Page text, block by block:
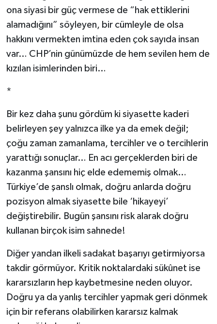
ona siyasi bir güç vermese de “hak ettiklerini
alamadığını” söyleyen, bir cümleyle de olsa
hakkını vermekten imtina eden çok sayıda insan
var… CHP’nin günümüzde de hem sevilen hem de
kızılan isimlerinden biri…
*
Bir kez daha şunu gördüm ki siyasette kaderi
belirleyen şey yalnızca ilke ya da emek değil;
çoğu zaman zamanlama, tercihler ve o tercihlerin
yarattığı sonuçlar… En acı gerçeklerden biri de
kazanma şansını hiç elde edememiş olmak…
Türkiye’de şanslı olmak, doğru anlarda doğru
pozisyon almak siyasette bile ‘hikayeyi’
değiştirebilir. Bugün şansını risk alarak doğru
kullanan birçok isim sahnede!
Diğer yandan ilkeli sadakat başarıyı getirmiyorsa
takdir görmüyor. Kritik noktalardaki sükûnet ise
kararsızların hep kaybetmesine neden oluyor.
Doğru ya da yanlış tercihler yapmak geri dönmek
için bir referans olabilirken kararsız kalmak